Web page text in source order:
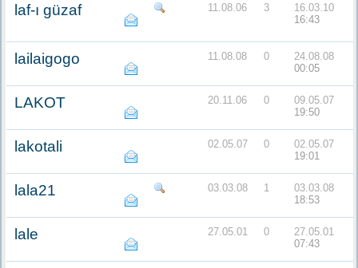
laf-ı güzaf 11.08.06 3
16.03.10
16:43
lailaigogo 11.08.08 0
24.08.08
00:05
LAKOT 20.11.06 0
09.05.07
19:50
lakotali 02.05.07 0
02.05.07
19:01
lala21 03.03.08 1
03.03.08
18:53
lale 27.05.01 0
27.05.01
07:43